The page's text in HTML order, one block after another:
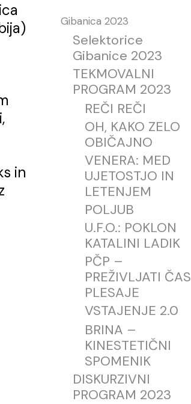
in
Gibanica 2023
Selektorice
Gibanice 2023
TEKMOVALNI
PROGRAM 2023
REČI REČI
OH, KAKO ZELO
OBIČAJNO
VENERA: MED
UJETOSTJO IN
LETENJEM
POLJUB
U.F.O.: POKLON
KATALINI LADIK
PČP –
PREŽIVLJATI ČAS
PLESAJE
VSTAJENJE 2.0
BRINA –
KINESTETIČNI
SPOMENIK
DISKURZIVNI
PROGRAM 2023